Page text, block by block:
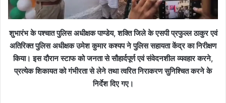
शुभारंभ के पश्चात पुलिस अधीक्षक पाण्डेय, शक्ति जिले के एसपी प्रफुल्ल ठाकुर एवं
अतिरिक्त पुलिस अधीक्षक उमेश कुमार कश्यप ने पुलिस सहायता केंद्र का निरीक्षण
किया। इस दौरान स्टाफ को जनता से सौहार्दपूर्ण एवं संवेदनशील व्यवहार करने,
प्रत्येक शिकायत को गंभीरता से लेने तथा त्वरित निराकरण सुनिश्चित करने के
निर्देश दिए गए।